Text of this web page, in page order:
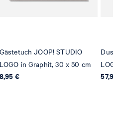
Gästetuch JOOP! STUDIO
LOGO in Graphit, 30 x 50 cm
8,95 €